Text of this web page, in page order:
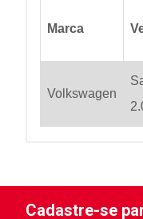
Marca
Volkswagen
Cadastre-se